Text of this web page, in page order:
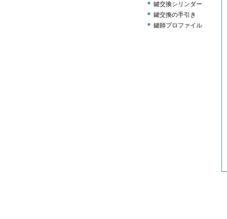
鍵交換シリンダー
鍵交換の手引き
鍵師プロファイル